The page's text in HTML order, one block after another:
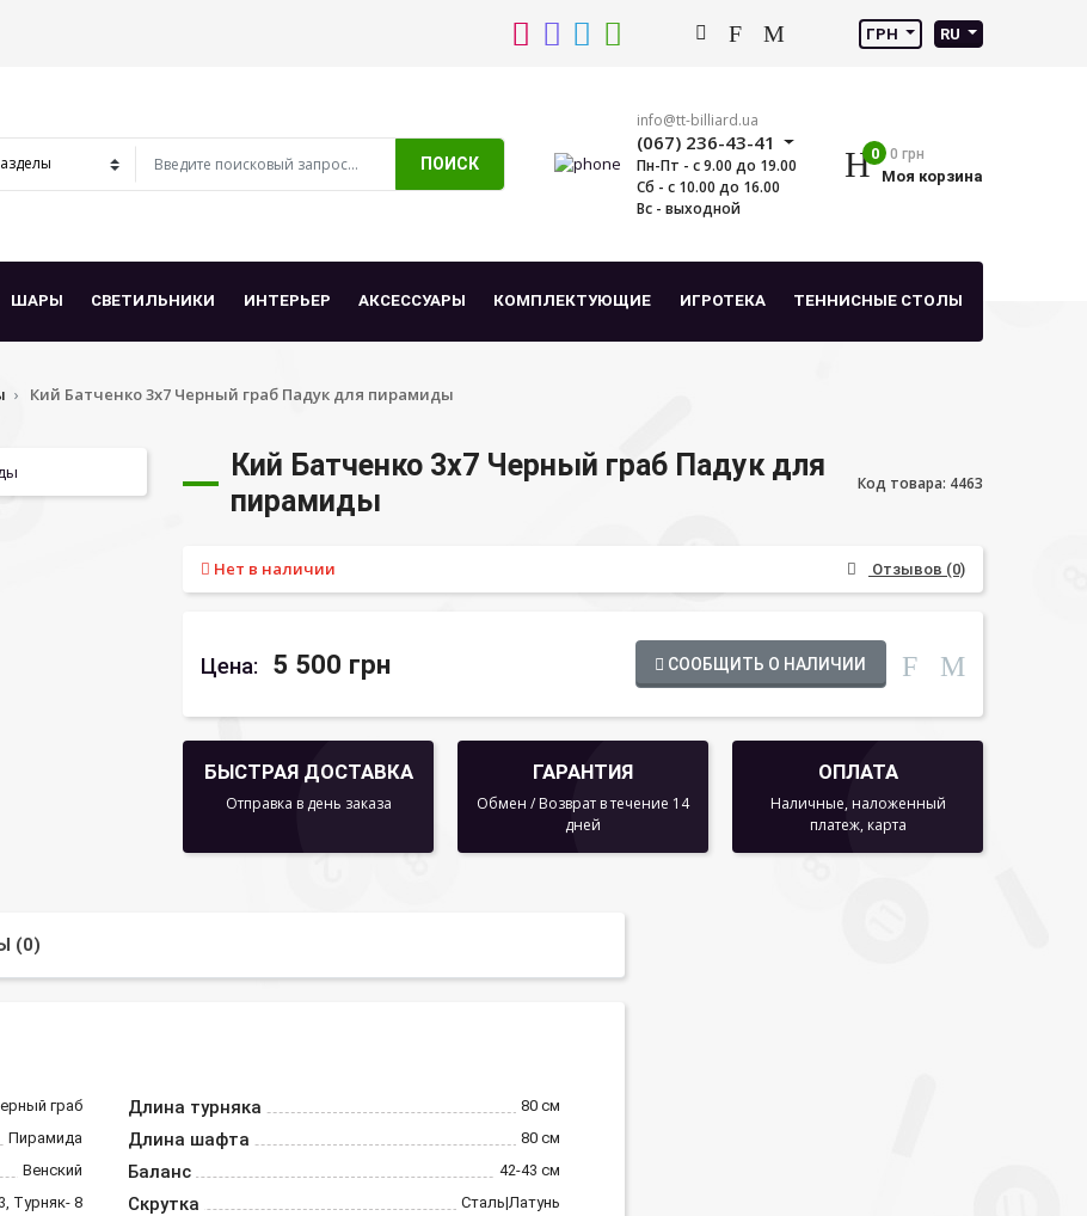
ГРН RU
ПОИСК
info@tt-billiard.ua
(067) 236-43-41
Пн-Пт - с 9.00 до 19.00
Сб - с 10.00 до 16.00
Вс - выходной
0 0 грн
Моя корзина
ШАРЫ СВЕТИЛЬНИКИ ИНТЕРЬЕР АКСЕССУАРЫ КОМПЛЕКТУЮЩИЕ ИГРОТЕКА ТЕННИСНЫЕ СТОЛЫ
Кий Батченко 3х7 Черный граб Падук для пирамиды
Кий Батченко 3х7 Черный граб Падук для
пирамиды
Код товара: 4463
Нет в наличии Отзывов (0)
Цена: 5 500 грн СООБЩИТЬ О НАЛИЧИИ
БЫСТРАЯ ДОСТАВКА
Отправка в день заказа
ГАРАНТИЯ
Обмен / Возврат в течение 14
дней
ОПЛАТА
Наличные, наложенный
платеж, карта
(0)
граб
Пирамида
Венский
Турняк- 8
Длина турняка 80 см
Длина шафта 80 см
Баланс 42-43 см
Скрутка Сталь|Латунь